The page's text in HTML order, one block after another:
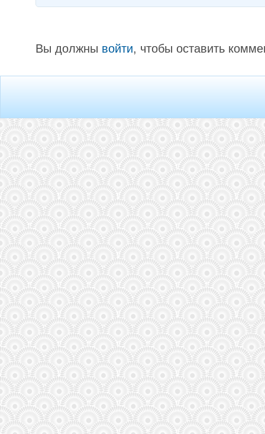
Вы должны войти, чтобы оставить